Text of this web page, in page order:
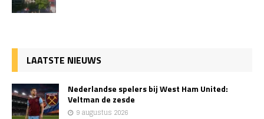
LAATSTE NIEUWS
Nederlandse spelers bij West Ham United:
Veltman de zesde
9 augustus 2026